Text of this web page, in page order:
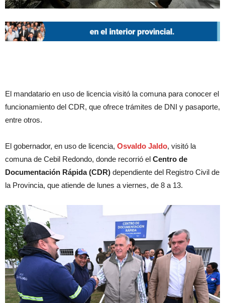
El mandatario en uso de licencia visitó la comuna para conocer el
funcionamiento del CDR, que ofrece trámites de DNI y pasaporte,
entre otros.
El gobernador, en uso de licencia, Osvaldo Jaldo, visitó la
comuna de Cebil Redondo, donde recorrió el Centro de
Documentación Rápida (CDR) dependiente del Registro Civil de
la Provincia, que atiende de lunes a viernes, de 8 a 13.